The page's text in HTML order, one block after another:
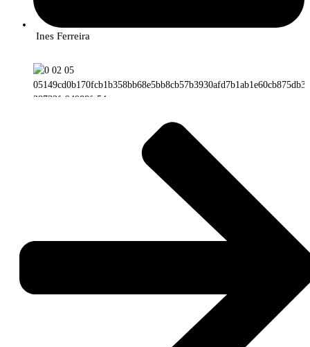
Ines Ferreira
, representado por
Ricardo Ramiro, Diretor
de Ciência de Dados e Bioinformática
, participou na reunião de arranque
) do projeto europeuSENTRY – Precision
Agriculture Solution for Plant Pathogen Surveillance and Risk
23 e 25 de junho de 2026, em